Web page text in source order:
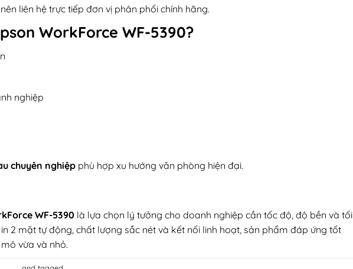
liên hệ trực tiếp đơn vị phân phối chính hãng.
WorkForce WF-5390?
nghiệp
chuyên nghiệp phù hợp xu hướng văn phòng hiện đại.
WF-5390 là lựa chọn lý tưởng cho doanh nghiệp cần tốc độ, độ bền và tối
2 mặt tự động, chất lượng sắc nét và kết nối linh hoạt, sản phẩm đáp ứng tốt
vừa và nhỏ.